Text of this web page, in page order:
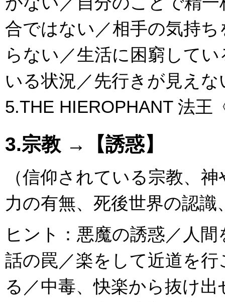
合ではない／相手の気持
らない／生活に困窮して
いる状況／先行きが見え
5.THE HIEROPHANT 法王
3.宗教 →【誘惑】
（信仰されている宗教、
力の有無、死後世界の認
ヒント：悪魔の誘惑／人
話の罠／楽をして近道を
る／中毒、快楽から抜け